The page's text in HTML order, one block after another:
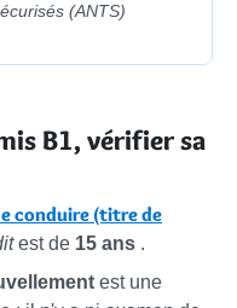
(ANTS)
B1, vérifier sa
conduire (titre de
est de 15 ans .
est une